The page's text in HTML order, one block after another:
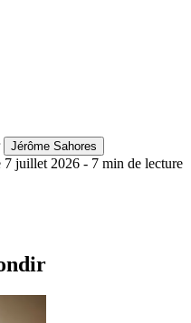
Jérôme Sahores
7 juillet 2026 - 7 min de lecture